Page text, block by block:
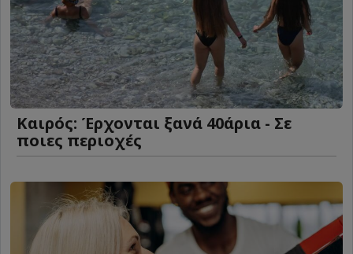
Καιρός: Έρχονται ξανά 40άρια - Σε
ποιες περιοχές